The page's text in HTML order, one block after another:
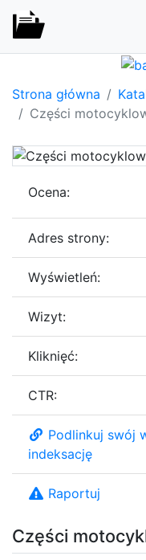
Strona główna
Części
Części
Ocena:
Adres strony:
Wyświetleń:
Wizyt:
Kliknięć:
CTR:
Podlinkuj swój
indeksację
Raportuj